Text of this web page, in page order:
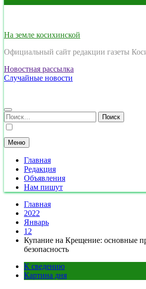
На земле косихинской
Официальный сайт редакции газеты
Новостная рассылка
Случайные новости
Найти:
Меню
Главная
Редакция
Объявления
Нам пишут
Главная
2022
Январь
12
Купание на Крещение: основные
безопасность
К сведению
Картина дня